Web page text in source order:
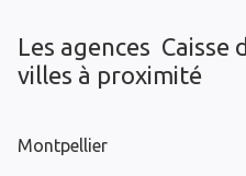
Les agences Caisse
villes à proximité
Montpellier